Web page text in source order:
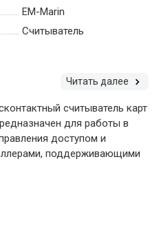
EM-Marin
Считыватель
Читать далее
считыватель карт
для работы в
доступом и
поддерживающими